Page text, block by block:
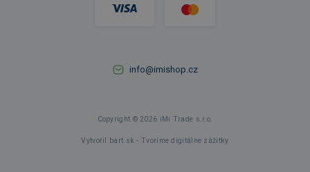
info@imishop.cz
Copyright © 2026 iMi Trade s.r.o.
Vytvořil bart.sk - Tvoríme digitálne zážitky